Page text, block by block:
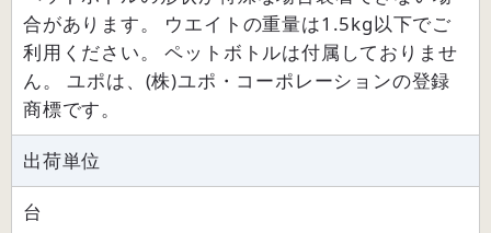
合があります。 ウエイトの重量は1.5kg以下でご
利用ください。 ペットボトルは付属しておりませ
ん。 ユポは、(株)ユポ・コーポレーションの登録
商標です。
出荷単位
台